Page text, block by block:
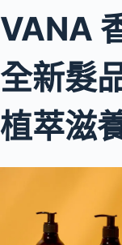
VANA
全新髮
植萃滋